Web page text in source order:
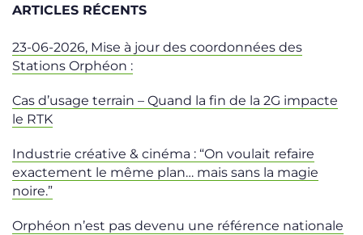
ARTICLES RÉCENTS
23-06-2026, Mise à jour des coordonnées des
Stations Orphéon :
Cas d’usage terrain – Quand la fin de la 2G impacte
le RTK
Industrie créative & cinéma : “On voulait refaire
exactement le même plan… mais sans la magie
noire.”
Orphéon n’est pas devenu une référence nationale